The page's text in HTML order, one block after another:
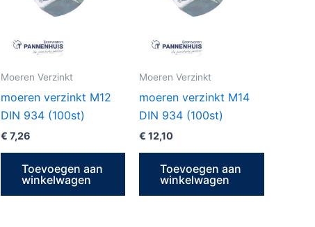
Moeren Verzinkt
moeren verzinkt M12
DIN 934 (100st)
€ 7,26
Toevoegen aan
winkelwagen
Moeren Verzinkt
moeren verzinkt M14
DIN 934 (100st)
€ 12,10
Toevoegen aan
winkelwagen